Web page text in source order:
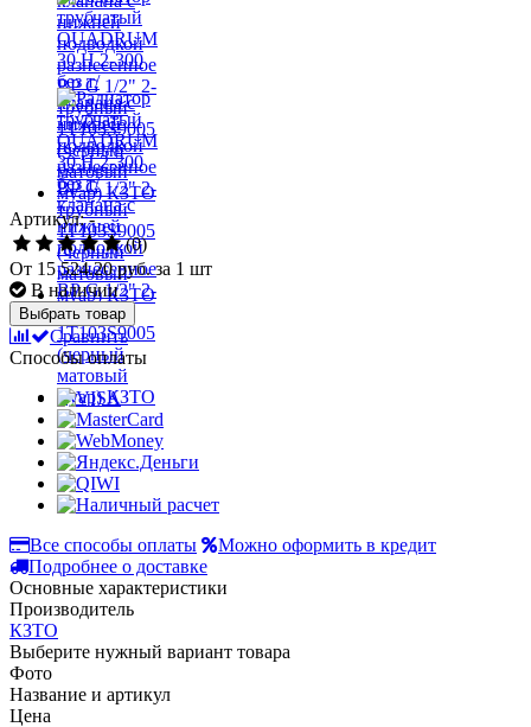
Артикул: -
(0)
От 15 524.20 руб.за 1 шт
В наличии
Выбрать товар
Сравнить
Способы оплаты
Все способы оплаты
Можно оформить в кредит
Подробнее о доставке
Основные характеристики
Производитель
КЗТО
Выберите нужный вариант товара
Фото
Название и артикул
Цена